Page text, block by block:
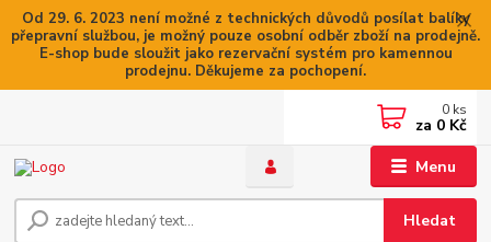
Od 29. 6. 2023 není možné z technických důvodů posílat balíky
přepravní službou, je možný pouze osobní odběr zboží na prodejně.
E-shop bude sloužit jako rezervační systém pro kamennou
prodejnu. Děkujeme za pochopení.
Menu
Hledat
0 ks
za 0 Kč